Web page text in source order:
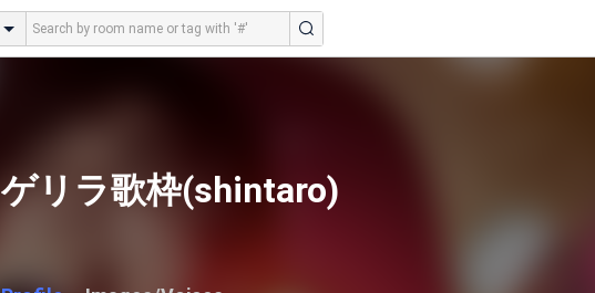
ゲリラ歌枠(shintaro)